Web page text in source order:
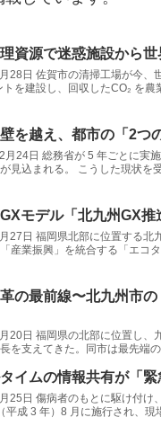
資源で迷惑施設から
28日 佐賀市の清掃工場が今、
トを建設し、回収したCO₂ を農
を越え、都市の「2
月24日 総務省が 5 年ごとに実
見込まれる。 こうした現状を
モデル「北九州GX
27日 福岡県北部に位置する北
産業振興」を統合する「エコ
の最前線〜北九州市
20日 福岡県の北部に位置し、
を支えてきた。同市は最先端
イムの情報共有が「
25日 傷病者のもとに駆け付け
平成 3 年）8 月に施行され、現